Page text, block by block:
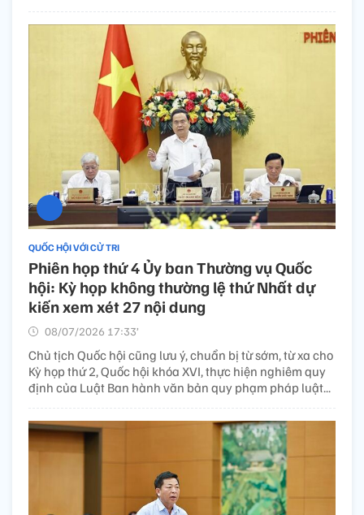
QUỐC HỘI VỚI CỬ TRI
Phiên họp thứ 4 Ủy ban Thường vụ Quốc
hội: Kỳ họp không thường lệ thứ Nhất dự
kiến xem xét 27 nội dung
08/07/2026 17:33’
Chủ tịch Quốc hội cũng lưu ý, chuẩn bị từ sớm, từ xa cho
Kỳ họp thứ 2, Quốc hội khóa XVI, thực hiện nghiêm quy
định của Luật Ban hành văn bản quy phạm pháp luật...